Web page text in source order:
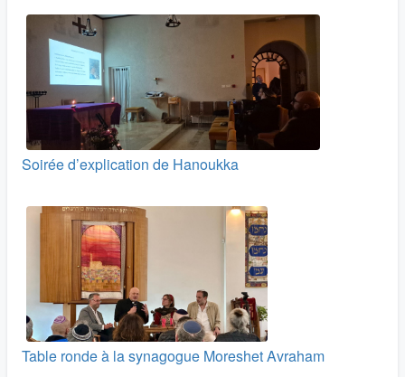
Soirée d’explication de Hanoukka
Table ronde à la synagogue Moreshet Avraham